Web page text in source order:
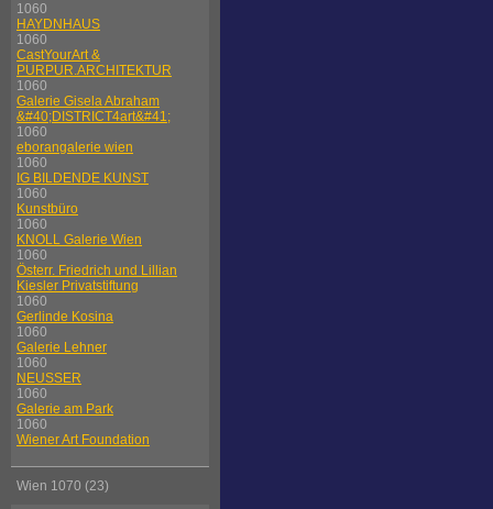
1060
HAYDNHAUS
1060
CastYourArt &
PURPUR.ARCHITEKTUR
1060
Galerie Gisela Abraham
&#40;DISTRICT4art&#41;
1060
eborangalerie wien
1060
IG BILDENDE KUNST
1060
Kunstbüro
1060
KNOLL Galerie Wien
1060
Österr. Friedrich und Lillian
Kiesler Privatstiftung
1060
Gerlinde Kosina
1060
Galerie Lehner
1060
NEUSSER
1060
Galerie am Park
1060
Wiener Art Foundation
Wien 1070 (23)